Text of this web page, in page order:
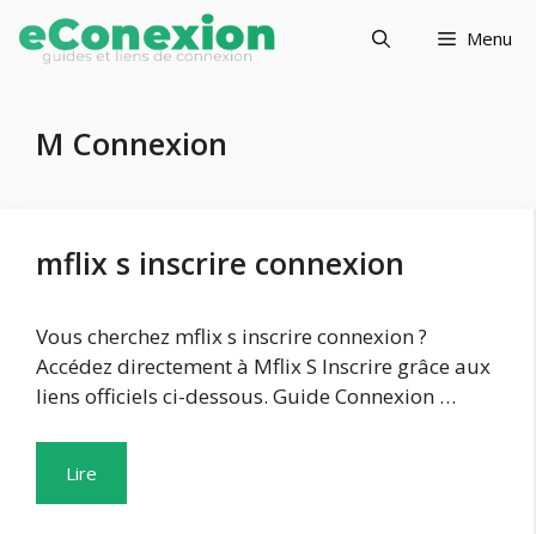
au
contenu
Menu
M Connexion
mflix s inscrire connexion
Vous cherchez mflix s inscrire connexion ?
Accédez directement à Mflix S Inscrire grâce aux
liens officiels ci-dessous. Guide Connexion …
Lire